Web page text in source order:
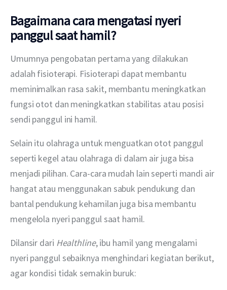
Bagaimana cara mengatasi nyeri
panggul saat hamil?
Umumnya pengobatan pertama yang dilakukan
adalah fisioterapi. Fisioterapi dapat membantu
meminimalkan rasa sakit, membantu meningkatkan
fungsi otot dan meningkatkan stabilitas atau posisi
sendi panggul ini hamil.
Selain itu olahraga untuk menguatkan otot panggul
seperti kegel atau olahraga di dalam air juga bisa
menjadi pilihan. Cara-cara mudah lain seperti mandi air
hangat atau menggunakan sabuk pendukung dan
bantal pendukung kehamilan juga bisa membantu
mengelola nyeri panggul saat hamil.
Dilansir dari Healthline, ibu hamil yang mengalami
nyeri panggul sebaiknya menghindari kegiatan berikut,
agar kondisi tidak semakin buruk: